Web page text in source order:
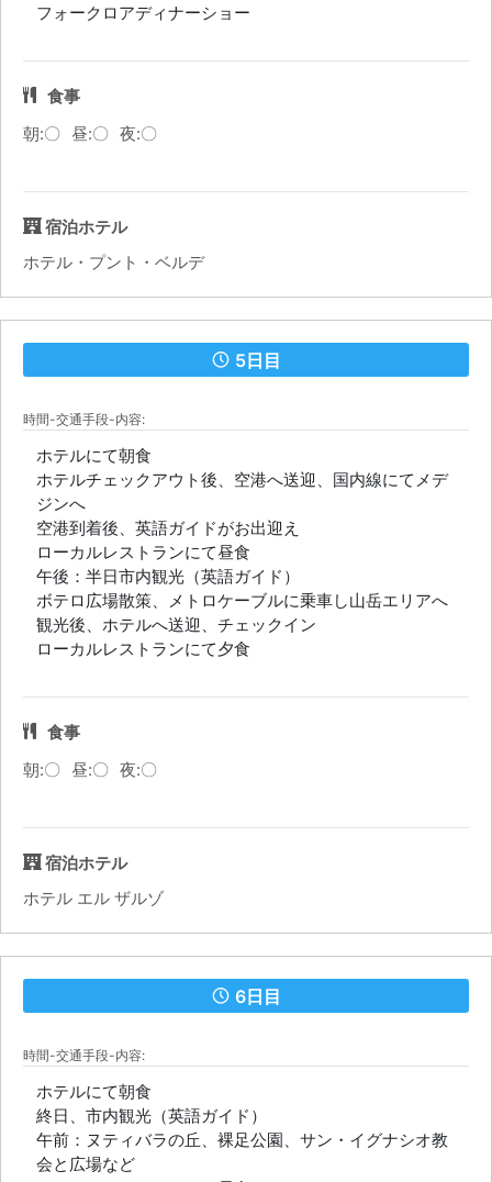
フォークロアディナーショー
食事
朝:〇 昼:〇 夜:〇
宿泊ホテル
ホテル・プント・ベルデ
5日目
時間-交通手段-内容:
ホテルにて朝食
ホテルチェックアウト後、空港へ送迎、国内線にてメデ
ジンへ
空港到着後、英語ガイドがお出迎え
ローカルレストランにて昼食
午後：半日市内観光（英語ガイド）
ボテロ広場散策、メトロケーブルに乗車し山岳エリアへ
観光後、ホテルへ送迎、チェックイン
ローカルレストランにて夕食
食事
朝:〇 昼:〇 夜:〇
宿泊ホテル
ホテル エル ザルゾ
6日目
時間-交通手段-内容:
ホテルにて朝食
終日、市内観光（英語ガイド）
午前：ヌティバラの丘、裸足公園、サン・イグナシオ教
会と広場など